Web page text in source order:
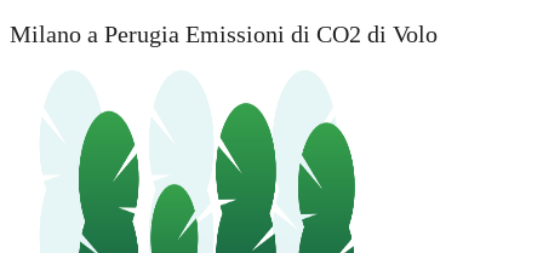
Milano a Perugia Emissioni di CO2 di Volo